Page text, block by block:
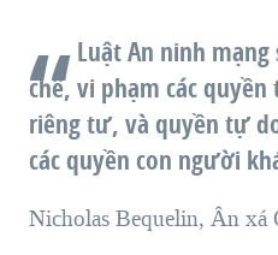
Luật An ninh
chế, vi phạm các
riêng tư, và quyền tự
các quyền con người
Nicholas Bequelin, Ân xá